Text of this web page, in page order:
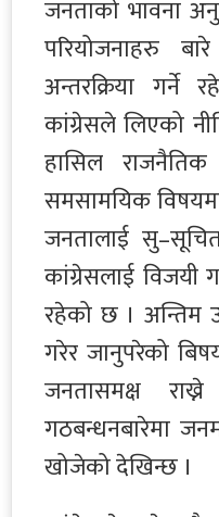
जनताको भावना
परियोजनाहरु
अन्तरक्रिया गर्ने
कांग्रेसले लिएको
हासिल
समसामयिक
जनतालाई
कांग्रेसलाई विजयी
रहेको छ । अन्तिम
गरेर जानुपरेको
जनतासमक्ष
गठबन्धनबारेमा
खोजेको देखिन्छ ।